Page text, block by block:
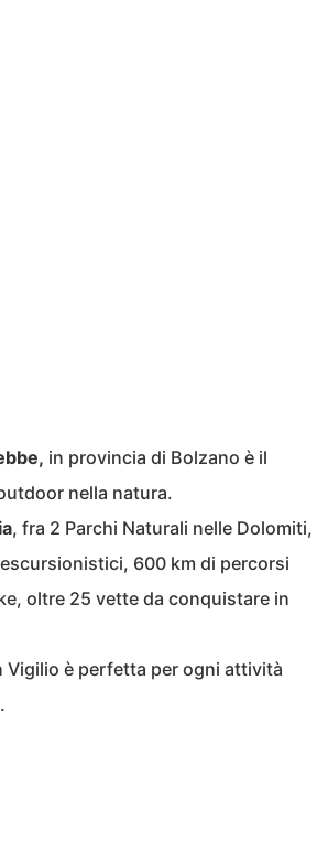
in provincia di Bolzano è il
nella natura.
, fra 2 Parchi Naturali nelle Dolomiti,
600 km di percorsi
oltre 25 vette da conquistare in
Vigilio è perfetta per ogni attività